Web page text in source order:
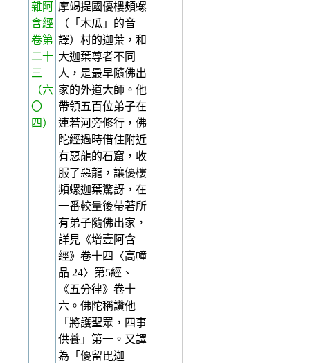
雜阿
含經
卷第
二十
三
（六
〇
四）
摩竭提國優樓頻螺
（「木瓜」的音
譯）村的迦葉，和
大迦葉尊者不同
人，是最早隨佛出
家的外道大師。他
帶領五百位弟子在
連若河旁修行，佛
陀經過時借住附近
有惡龍的石窟，收
服了惡龍，讓優樓
頻螺迦葉驚訝，在
一番較量後帶著所
有弟子隨佛出家，
詳見《增壹阿含
經》卷十四〈高幢
品 24〉第5經、
《五分律》卷十
六。佛陀稱讚他
「將護聖眾，四事
供養」第一。又譯
為「優留毘迦